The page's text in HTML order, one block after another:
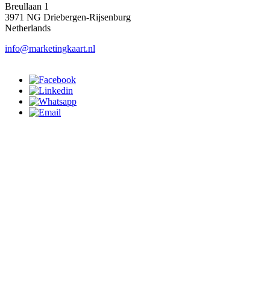
Breullaan 1
3971 NG Driebergen-Rijsenburg
Netherlands
info@marketingkaart.nl